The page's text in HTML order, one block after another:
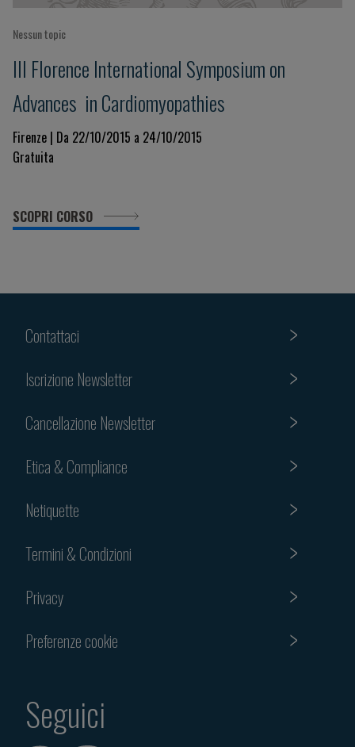
Nessun topic
III Florence International Symposium on
Advances in Cardiomyopathies
Firenze | Da 22/10/2015 a 24/10/2015
Gratuita
SCOPRI CORSO
Contattaci
Iscrizione Newsletter
Cancellazione Newsletter
Etica & Compliance
Netiquette
Termini & Condizioni
Privacy
Preferenze cookie
Seguici